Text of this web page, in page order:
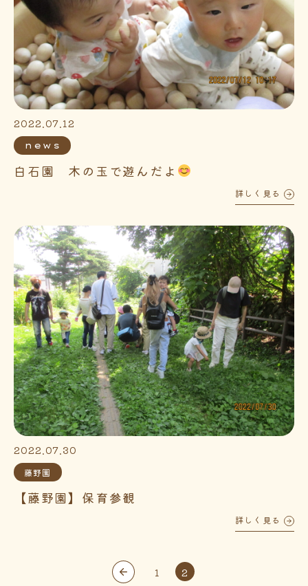
2022.07.12
news
白石園 木の玉で遊んだよ
詳しく見る
2022.07.30
藤野園
【藤野園】保育参観
詳しく見る
1 2